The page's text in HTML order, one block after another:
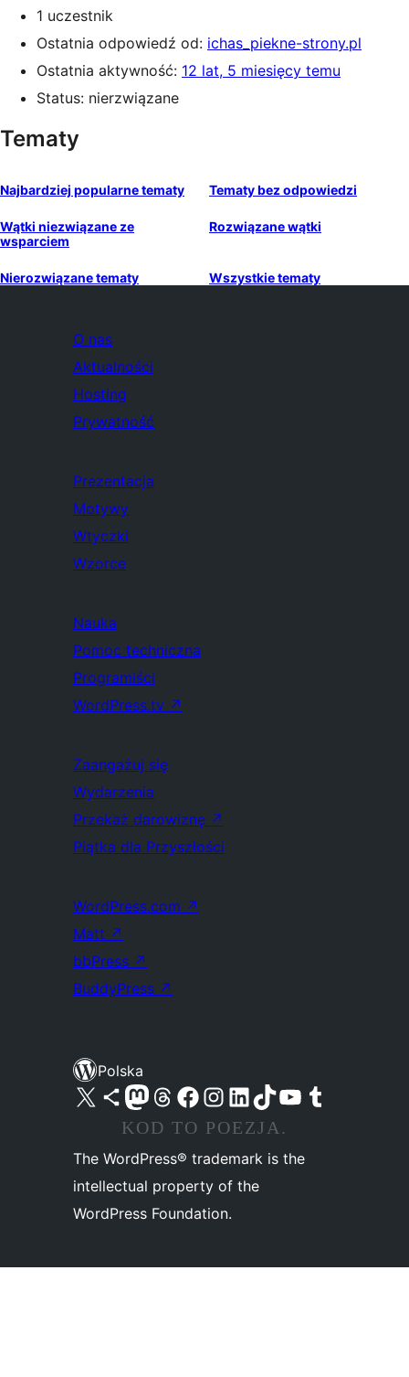
1 uczestnik
Ostatnia odpowiedź od: ichas_piekne-strony.pl
Ostatnia aktywność: 12 lat, 5 miesięcy temu
Status: nierzwiązane
Tematy
Najbardziej popularne tematy Tematy bez odpowiedzi
Wątki niezwiązane ze
wsparciem
Rozwiązane wątki
Nierozwiązane tematy Wszystkie tematy
O nas
Aktualności
Hosting
Prywatność
Prezentacja
Motywy
Wtyczki
Wzorce
Nauka
Pomoc techniczna
Programiści
WordPress.tv ↗
Zaangażuj się
Wydarzenia
Przekaż darowiznę ↗
Piątka dla Przyszłości
WordPress.com ↗
Matt ↗
bbPress ↗
BuddyPress ↗
Polska
Odwiedź nasze konto X (dawniej Twitter)
Odwiedź nasze konto Bluesky
Odwiedź nasze konto na Mastodoncie
Odwiedź naszego Threadsa
Odwiedź naszego Facebooka
Odwiedź nasze konto na Instagramie
Odwiedź nasze konto na LinkedIn
Odwiedź naszego TikToka
Odwiedź nasz kanał YouTube
Odwiedź naszego Tumblra
KOD TO POEZJA.
The WordPress® trademark is the
intellectual property of the
WordPress Foundation.